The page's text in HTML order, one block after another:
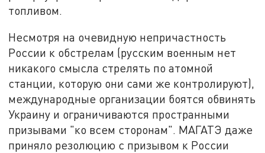
топливом.
Несмотря на очевидную непричастность
России к обстрелам (русским военным нет
никакого смысла стрелять по атомной
станции, которую они сами же контролируют),
международные организации боятся обвинять
Украину и ограничиваются пространными
призывами "ко всем сторонам". МАГАТЭ даже
приняло резолюцию с призывом к России